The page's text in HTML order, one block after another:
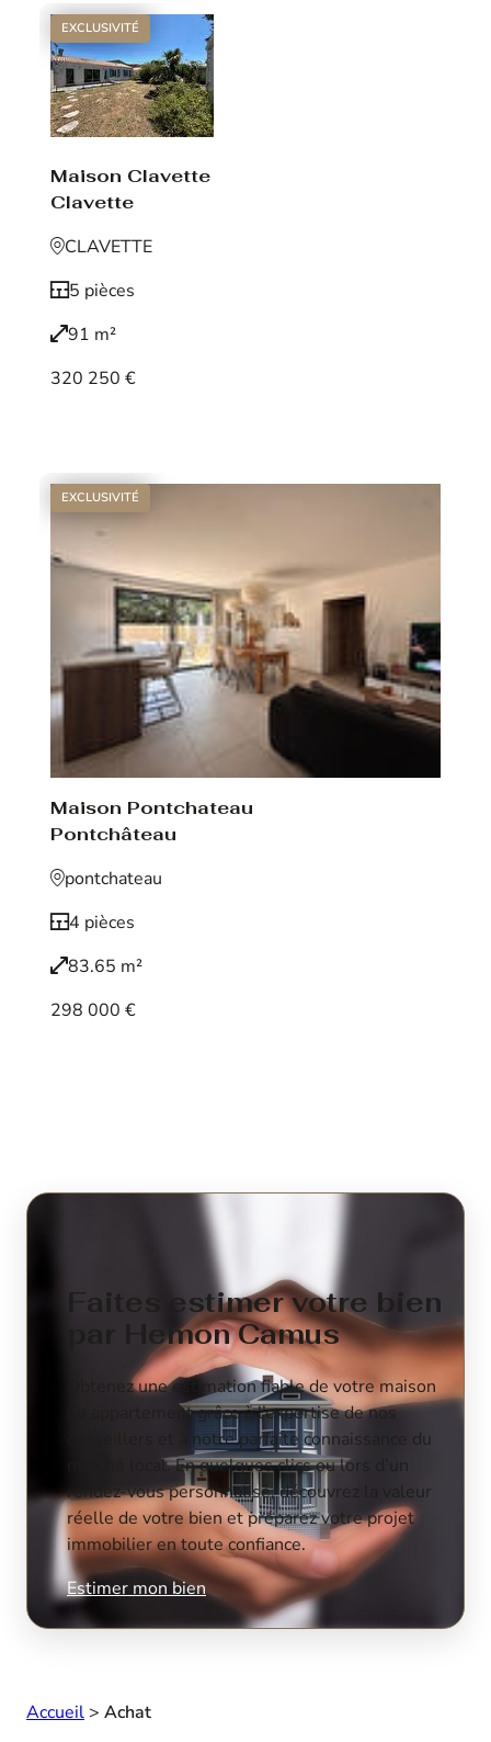
EXCLUSIVITÉ
Maison Clavette
Clavette
CLAVETTE
5 pièces
91 m²
320 250 €
EXCLUSIVITÉ
Maison Pontchateau
Pontchâteau
pontchateau
4 pièces
83.65 m²
298 000 €
Faites estimer votre bien
par Hemon Camus
Obtenez une estimation fiable de votre maison
ou appartement grâce à l’expertise de nos
conseillers et à notre parfaite connaissance du
marché local. En quelques clics ou lors d’un
rendez-vous personnalisé, découvrez la valeur
réelle de votre bien et préparez votre projet
immobilier en toute confiance.
Estimer mon bien
Accueil > Achat